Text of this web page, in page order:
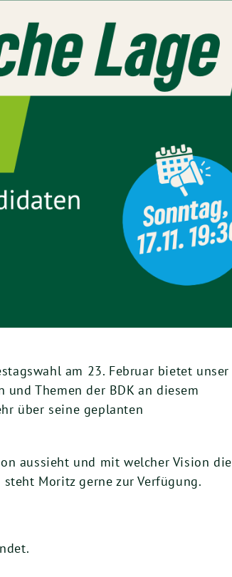
am 23. Februar bietet unser
Themen der BDK an diesem
über seine geplanten
aussieht und mit welcher Vision die
Moritz gerne zur Verfügung.